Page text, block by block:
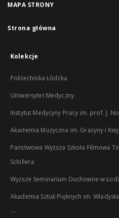
MAPA STRONY
Strona główna
Kolekcje
Politechnika Łódzka
Uniwersytet Medyczny
Instytut Medycyny Pracy im. prof. J.
Akademia Muzyczna im. Grażyny i
Państwowa Wyższa Szkoła Filmowa
Schillera
Wyższe Seminarium Duchowne w
Akademia Sztuk Pięknych im.
...